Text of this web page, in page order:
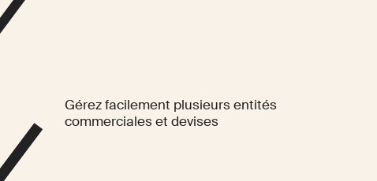
Gérez facilement plusieurs entités
commerciales et devises